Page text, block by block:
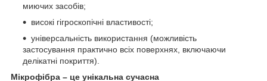
миючих засобів;
високі гігроскопічні властивості;
універсальність використання (можливість
застосування практично всіх поверхнях, включаючи
делікатні покриття).
Мікрофібра – це унікальна сучасна